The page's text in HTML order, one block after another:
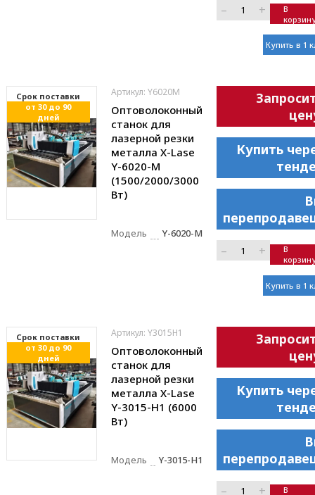
– +
В
Купить в 1
Cрок поставки
от 30 до 90
дней
Артикул: Y6020M
Оптоволоконный
станок для
лазерной резки
металла X-Lase
Y-6020-M
(1500/2000/3000
Вт)
Модель Y-6020-M
Купить
– +
В
Купить в 1
Cрок поставки
от 30 до 90
дней
Артикул: Y3015H1
Оптоволоконный
станок для
лазерной резки
металла X-Lase
Y-3015-H1 (6000
Вт)
Модель Y-3015-H1
Купить
– +
В